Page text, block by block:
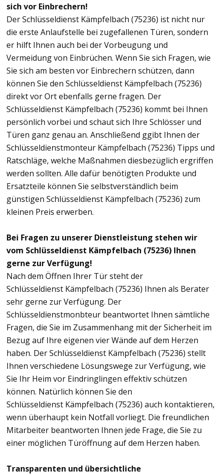
sich vor Einbrechern!
Der Schlüsseldienst Kämpfelbach (75236) ist nicht nur
die erste Anlaufstelle bei zugefallenen Türen, sondern
er hilft Ihnen auch bei der Vorbeugung und
Vermeidung von Einbrüchen. Wenn Sie sich Fragen, wie
Sie sich am besten vor Einbrechern schützen, dann
können Sie den Schlüsseldienst Kämpfelbach (75236)
direkt vor Ort ebenfalls gerne fragen. Der
Schlüsseldienst Kämpfelbach (75236) kommt bei Ihnen
persönlich vorbei und schaut sich Ihre Schlösser und
Türen ganz genau an. Anschließend ggibt Ihnen der
Schlüsseldienstmonteur Kämpfelbach (75236) Tipps und
Ratschläge, welche Maßnahmen diesbezüglich ergriffen
werden sollten. Alle dafür benötigten Produkte und
Ersatzteile können Sie selbstverständlich beim
günstigen Schlüsseldienst Kämpfelbach (75236) zum
kleinen Preis erwerben.
Bei Fragen zu unserer Dienstleistung stehen wir
vom Schlüsseldienst Kämpfelbach (75236) Ihnen
gerne zur Verfügung!
Nach dem Öffnen Ihrer Tür steht der
Schlüsseldienst Kämpfelbach (75236) Ihnen als Berater
sehr gerne zur Verfügung. Der
Schlüsseldienstmonbteur beantwortet Ihnen sämtliche
Fragen, die Sie im Zusammenhang mit der Sicherheit im
Bezug auf Ihre eigenen vier Wände auf dem Herzen
haben. Der Schlüsseldienst Kämpfelbach (75236) stellt
Ihnen verschiedene Lösungswege zur Verfügung, wie
Sie Ihr Heim vor Eindringlingen effektiv schützen
können. Natürlich können Sie den
Schlüsseldienst Kämpfelbach (75236) auch kontaktieren,
wenn überhaupt kein Notfall vorliegt. Die freundlichen
Mitarbeiter beantworten Ihnen jede Frage, die Sie zu
einer möglichen Türöffnung auf dem Herzen haben.
Transparenten und übersichtliche